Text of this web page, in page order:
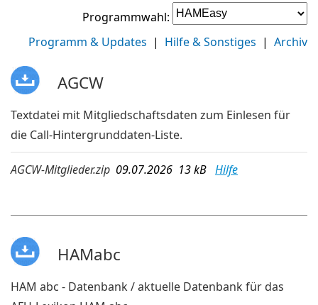
Programmwahl:
Programm & Updates | Hilfe & Sonstiges | Archiv
AGCW
Textdatei mit Mitgliedschaftsdaten zum Einlesen für
die Call-Hintergrunddaten-Liste.
AGCW-Mitglieder.zip 09.07.2026 13 kB Hilfe
HAMabc
HAM abc - Datenbank / aktuelle Datenbank für das